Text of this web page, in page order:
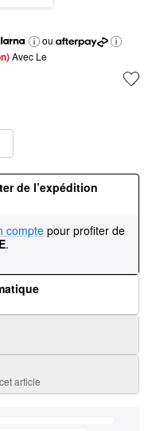
ou
Avec Le
de l’expédition
compte pour profiter de
.
article